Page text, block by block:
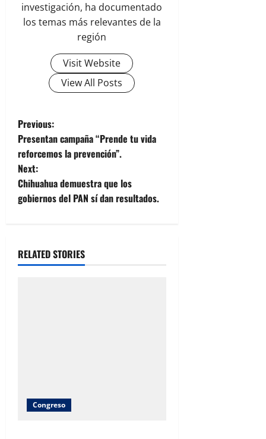
investigación, ha documentado
los temas más relevantes de la
región
Visit Website
View All Posts
P
o
s
t
a
Previous:
Presentan campaña “Prende tu vida
reforcemos la prevención”.
Next:
Chihuahua demuestra que los
gobiernos del PAN sí dan resultados.
RELATED STORIES
Congreso